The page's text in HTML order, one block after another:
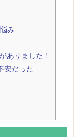
み
ありました！
安だった